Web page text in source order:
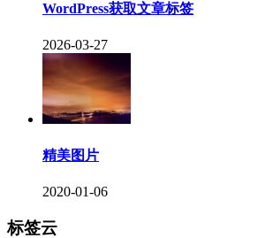
WordPress获取文章标签
2026-03-27
精美图片
2020-01-06
标签云